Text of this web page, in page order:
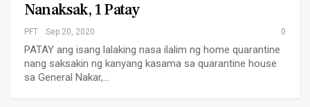
Nanaksak, 1 Patay
PFT Sep 20, 2020 0
PATAY ang isang lalaking nasa ilalim ng home quarantine
nang saksakin ng kanyang kasama sa quarantine house
sa General Nakar,…